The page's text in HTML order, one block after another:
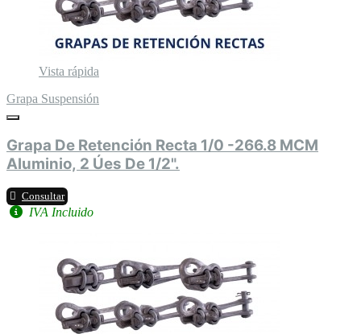
Vista rápida
Grapa Suspensión
Grapa De Retención Recta 1/0 -266.8 MCM
Aluminio, 2 Úes De 1/2".
Consultar
IVA Incluido